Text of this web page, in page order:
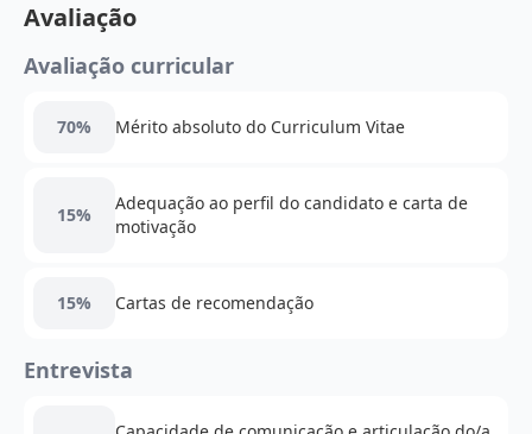
Avaliação
Avaliação curricular
70% Mérito absoluto do Curriculum Vitae
15%
Adequação ao perfil do candidato e carta de
motivação
15% Cartas de recomendação
Entrevista